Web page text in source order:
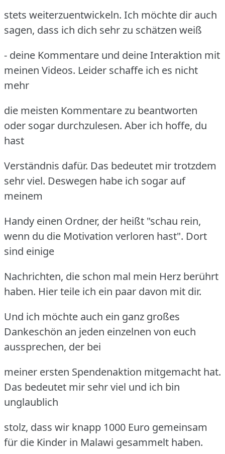
stets weiterzuentwickeln. Ich möchte dir auch
sagen, dass ich dich sehr zu schätzen weiß
- deine Kommentare und deine Interaktion mit
meinen Videos. Leider schaffe ich es nicht
mehr
die meisten Kommentare zu beantworten
oder sogar durchzulesen. Aber ich hoffe, du
hast
Verständnis dafür. Das bedeutet mir trotzdem
sehr viel. Deswegen habe ich sogar auf
meinem
Handy einen Ordner, der heißt "schau rein,
wenn du die Motivation verloren hast". Dort
sind einige
Nachrichten, die schon mal mein Herz berührt
haben. Hier teile ich ein paar davon mit dir.
Und ich möchte auch ein ganz großes
Dankeschön an jeden einzelnen von euch
aussprechen, der bei
meiner ersten Spendenaktion mitgemacht hat.
Das bedeutet mir sehr viel und ich bin
unglaublich
stolz, dass wir knapp 1000 Euro gemeinsam
für die Kinder in Malawi gesammelt haben.